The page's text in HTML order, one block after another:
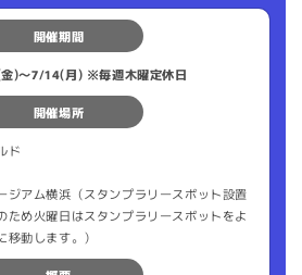
開催期間
)〜7/14(月) ※毎週木曜定休日
開催場所
ド
ジアム横浜（スタンプラリースポット設置
め火曜日はスタンプラリースポットをよ
動します。）